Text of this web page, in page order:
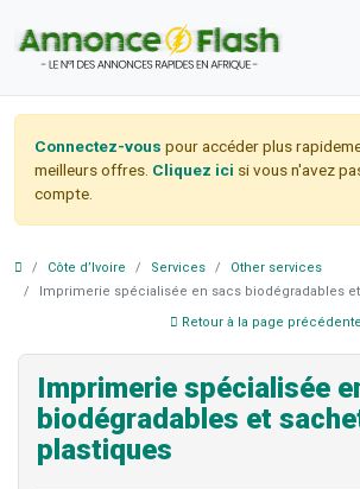
Connectez-vous pour accéder plus
meilleurs offres. Cliquez ici si vous n'avez
compte.
Côte d’Ivoire Services
Other services
Imprimerie spécialisée en sacs biodégradables
Retour à la page précédente
Imprimerie spécialisée
biodégradables et
plastiques